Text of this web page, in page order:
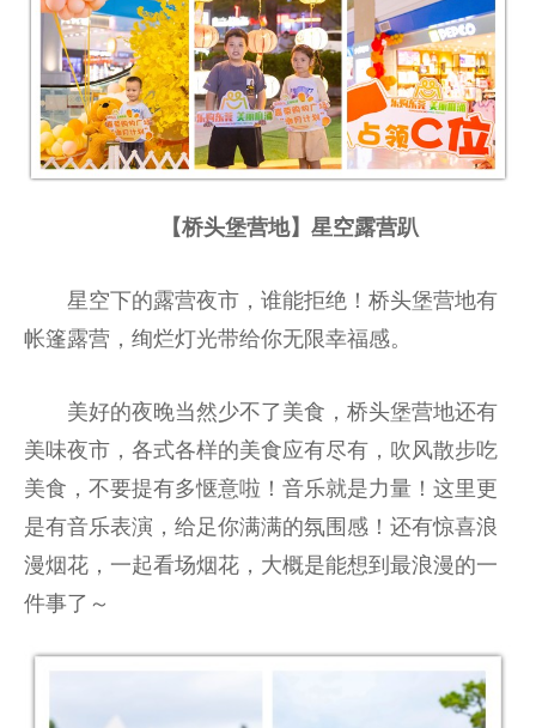
【桥头堡营地】星空露营趴
星空下的露营夜市，谁能拒绝！桥头堡营地有
帐篷露营，绚烂灯光带给你无限幸福感。
美好的夜晚当然少不了美食，桥头堡营地还有
美味夜市，各式各样的美食应有尽有，吹风散步吃
美食，不要提有多惬意啦！音乐就是力量！这里更
是有音乐表演，给足你满满的氛围感！还有惊喜浪
漫烟花，一起看场烟花，大概是能想到最浪漫的一
件事了～